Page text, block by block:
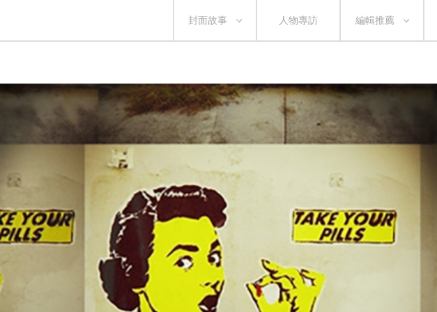
封面故事 人物專訪 編輯推薦